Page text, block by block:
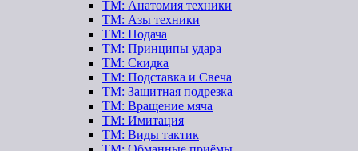
ТМ: Анатомия техники
ТМ: Азы техники
ТМ: Подача
ТМ: Принципы удара
ТМ: Скидка
ТМ: Подставка и Свеча
ТМ: Защитная подрезка
ТМ: Вращение мяча
ТМ: Имитация
ТМ: Виды тактик